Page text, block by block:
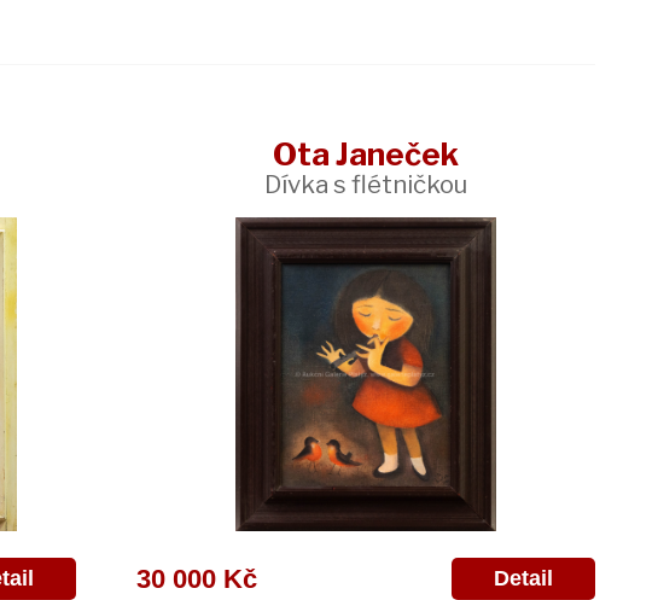
Ota Janeček
Dívka s flétničkou
30 000 Kč Detail